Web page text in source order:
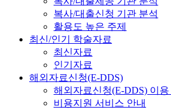
복사/대출신청 기관 분석
활용도 높은 주제
최신/인기 학술자료
최신자료
인기자료
해외자료신청(E-DDS)
해외자료신청(E-DDS) 이용
비용지원 서비스 안내